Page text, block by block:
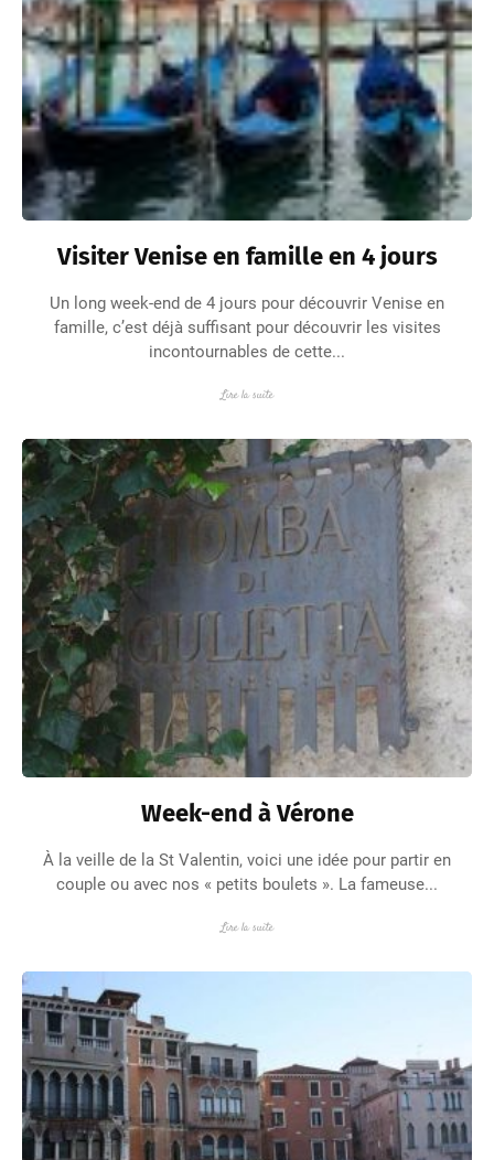
Visiter Venise en famille en 4 jours
Un long week-end de 4 jours pour découvrir Venise en
famille, c’est déjà suffisant pour découvrir les visites
incontournables de cette...
Lire la suite
Week-end à Vérone
À la veille de la St Valentin, voici une idée pour partir en
couple ou avec nos « petits boulets ». La fameuse...
Lire la suite